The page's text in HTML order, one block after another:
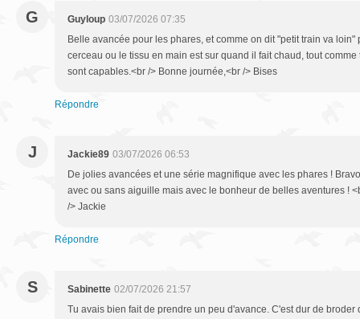
G Guyloup 03/07/2026 07:35
Belle avancée pour les phares, et comme on dit "petit train va loin"
cerceau ou le tissu en main est sur quand il fait chaud, tout
sont capables.<br /> Bonne journée,<br /> Bises
Répondre
J Jackie89 03/07/2026 06:53
De jolies avancées et une série magnifique avec les phares !
avec ou sans aiguille mais avec le bonheur de belles aventures !
/> Jackie
Répondre
S Sabinette 02/07/2026 21:57
Tu avais bien fait de prendre un peu d'avance. C'est dur de broder